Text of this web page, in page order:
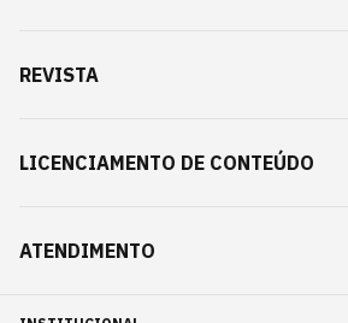
REVISTA
LICENCIAMENTO DE CONTEÚDO
ATENDIMENTO